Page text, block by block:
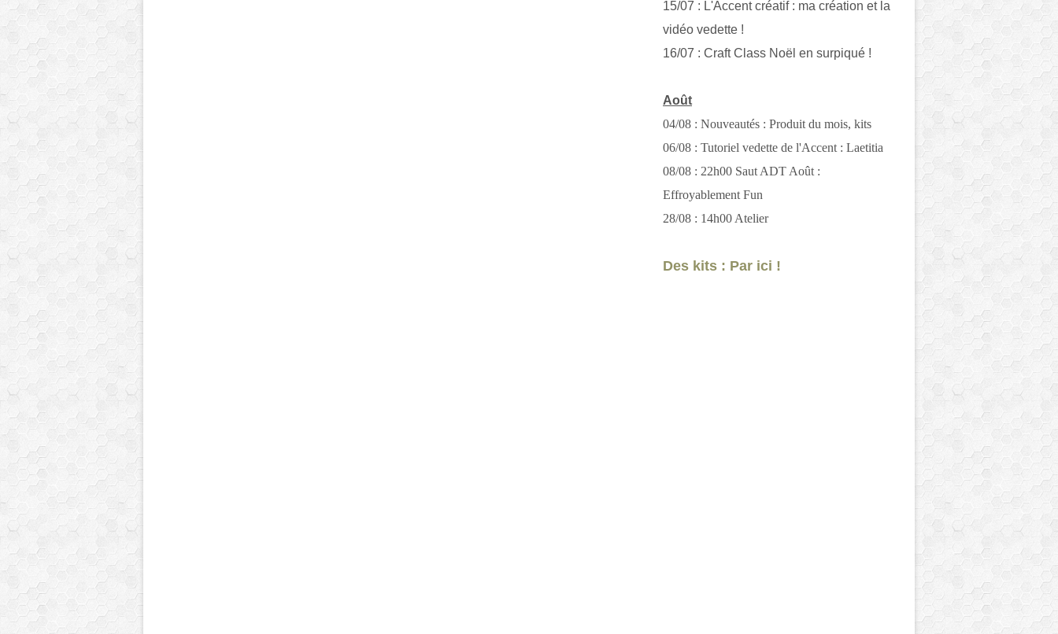
15/07 : L'Accent créatif : ma création et la
vidéo vedette !
16/07 : Craft Class Noël en surpiqué !
Août
04/08 : Nouveautés : Produit du mois, kits
06/08 : Tutoriel vedette de l'Accent : Laetitia
08/08 : 22h00 Saut ADT Août :
Effroyablement Fun
28/08 : 14h00 Atelier
Des kits : Par ici !